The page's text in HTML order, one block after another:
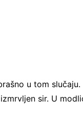
u tom
sir. U